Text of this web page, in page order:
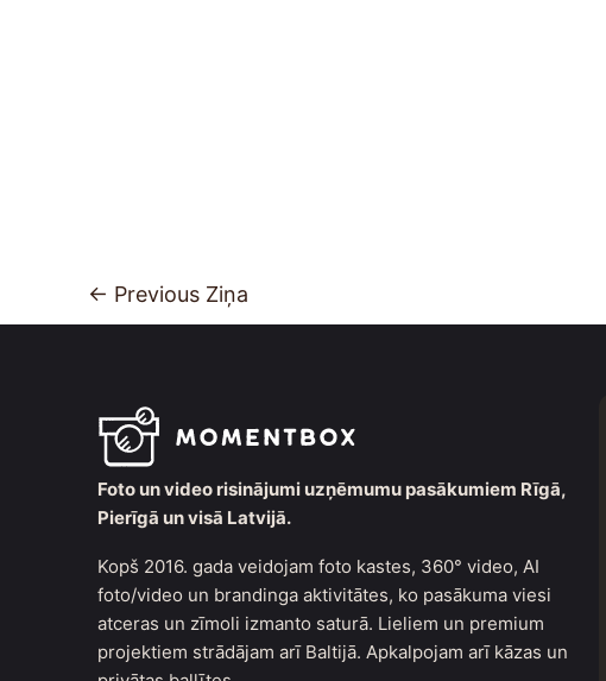
← Previous Ziņa
Foto un video risinājumi uzņēmumu pasākumiem Rīgā,
Pierīgā un visā Latvijā.
Kopš 2016. gada veidojam foto kastes, 360° video, AI
foto/video un brandinga aktivitātes, ko pasākuma viesi
atceras un zīmoli izmanto saturā. Lieliem un premium
projektiem strādājam arī Baltijā. Apkalpojam arī kāzas un